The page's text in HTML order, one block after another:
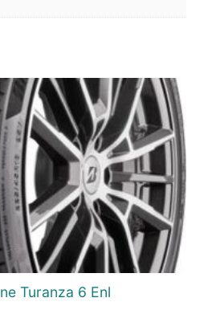
Turanza 6 Enl